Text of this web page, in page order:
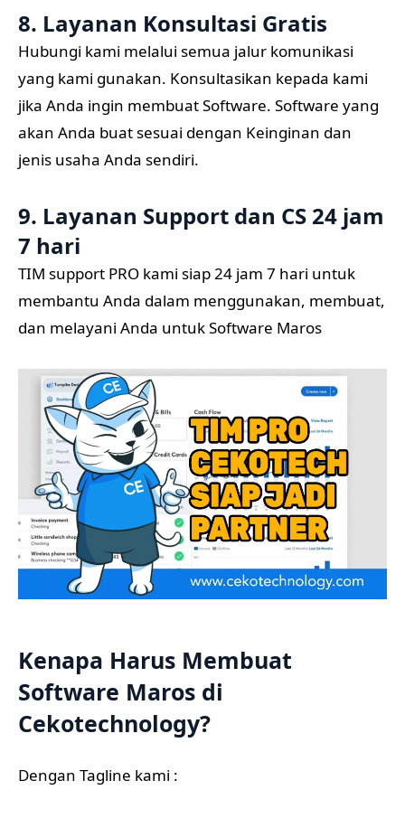
8. Layanan Konsultasi Gratis
Hubungi kami melalui semua jalur komunikasi
yang kami gunakan. Konsultasikan kepada kami
jika Anda ingin membuat Software. Software yang
akan Anda buat sesuai dengan Keinginan dan
jenis usaha Anda sendiri.
9. Layanan Support dan CS 24 jam
7 hari
TIM support PRO kami siap 24 jam 7 hari untuk
membantu Anda dalam menggunakan, membuat,
dan melayani Anda untuk Software Maros
Kenapa Harus Membuat
Software Maros di
Cekotechnology?
Dengan Tagline kami :